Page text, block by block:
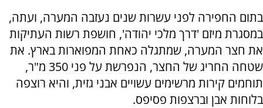
בתום החפירה לפני עשרות שנים נעזבה המערה, ועתה,
במסגרת מיזם 'דרך מלכי יהודה', חושפת רשות העתיקות
את חצר המערה, שמתגלה כאחת המפוארות בארץ. את
שטחה החריג של החצר, הנפרשת על פני 350 מ"ר,
תוחמים קירות מרשימים עשויים אבני גזית, והיא רוצפה
בלוחות אבן וברצפות פסיפס.